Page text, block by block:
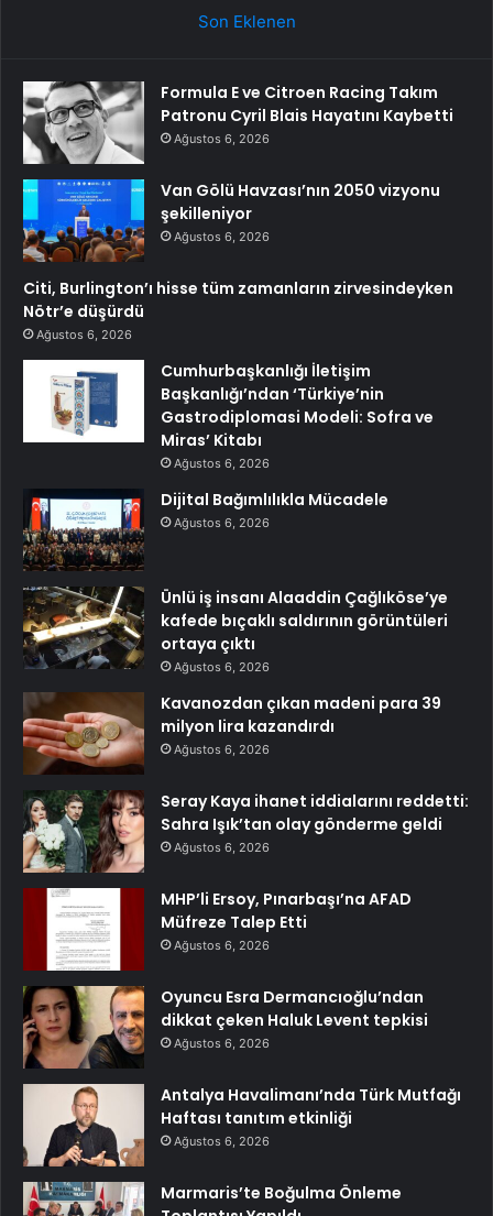
Son Eklenen
Formula E ve Citroen Racing Takım
Patronu Cyril Blais Hayatını Kaybetti
Ağustos 6, 2026
Van Gölü Havzası’nın 2050 vizyonu
şekilleniyor
Ağustos 6, 2026
Citi, Burlington’ı hisse tüm zamanların zirvesindeyken
Nötr’e düşürdü
Ağustos 6, 2026
Cumhurbaşkanlığı İletişim
Başkanlığı’ndan ‘Türkiye’nin
Gastrodiplomasi Modeli: Sofra ve
Miras’ Kitabı
Ağustos 6, 2026
Dijital Bağımlılıkla Mücadele
Ağustos 6, 2026
Ünlü iş insanı Alaaddin Çağlıköse’ye
kafede bıçaklı saldırının görüntüleri
ortaya çıktı
Ağustos 6, 2026
Kavanozdan çıkan madeni para 39
milyon lira kazandırdı
Ağustos 6, 2026
Seray Kaya ihanet iddialarını reddetti:
Sahra Işık’tan olay gönderme geldi
Ağustos 6, 2026
MHP’li Ersoy, Pınarbaşı’na AFAD
Müfreze Talep Etti
Ağustos 6, 2026
Oyuncu Esra Dermancıoğlu’ndan
dikkat çeken Haluk Levent tepkisi
Ağustos 6, 2026
Antalya Havalimanı’nda Türk Mutfağı
Haftası tanıtım etkinliği
Ağustos 6, 2026
Marmaris’te Boğulma Önleme